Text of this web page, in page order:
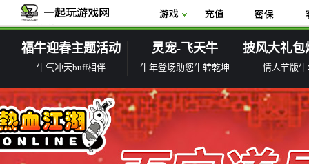
福牛迎春主题活动
牛气冲天buff相伴
灵宠-飞天牛
牛年登场助您牛转乾坤
披风大礼包
情人节版